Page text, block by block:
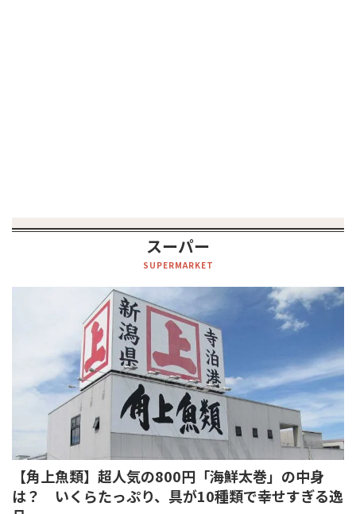
スーパー
SUPERMARKET
【角上魚類】超人気の800円「海鮮太巻」の中身
は？ いくらたっぷり、具が10種類で幸せすぎる逸